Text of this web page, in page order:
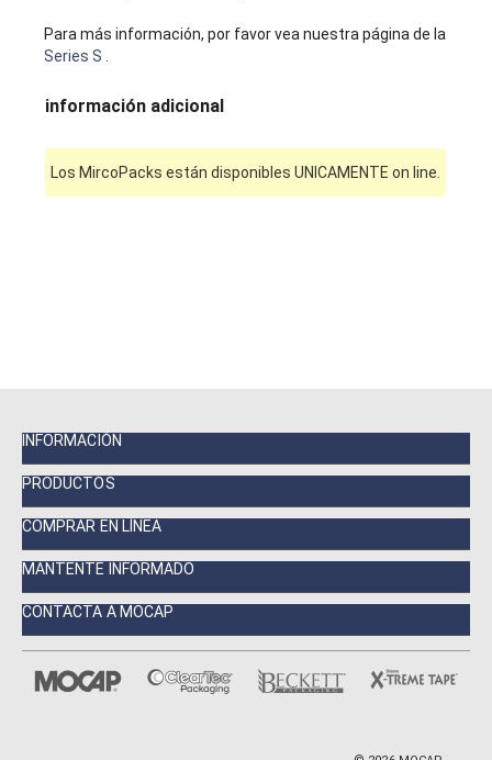
Para más información, por favor vea nuestra página de la
Series S
información adicional
Los MircoPacks están disponibles UNICAMENTE on line.
INFORMACIÓN
PRODUCTOS
COMPRAR EN LÍNEA
MANTENTE INFORMADO
CONTACTA A MOCAP